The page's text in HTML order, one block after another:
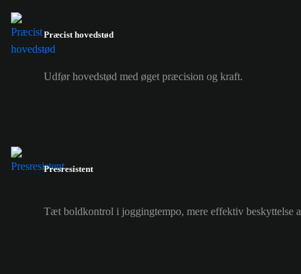
Præcist hovedstød
Udfør hovedstød med øget præcision og kraft.
Presresistent
Tæt boldkontrol i joggingtempo, mere effektiv beskyttelse